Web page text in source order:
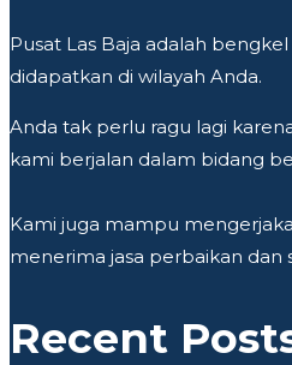
Pusat Las Baja adalah
didapatkan di wilayah Anda.
Anda tak perlu ragu lagi
kami berjalan dalam bidang
Kami juga mampu
menerima jasa perbaikan dan
Recent